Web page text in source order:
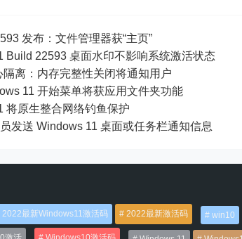
发布：文件管理器获“主页”
Build 22593 桌面水印不影响系统激活状态
离：内存完整性关闭将通知用户
11 开始菜单将获应用文件夹功能
将原生整合网络钓鱼保护
发送 Windows 11 桌面或任务栏通知信息
2022最新Windows11激活码 2022最新激活码 win10